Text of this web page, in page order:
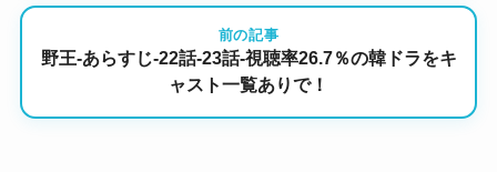
前の記事
野王-あらすじ-22話-23話-視聴率26.7％の韓ドラをキ
ャスト一覧ありで！